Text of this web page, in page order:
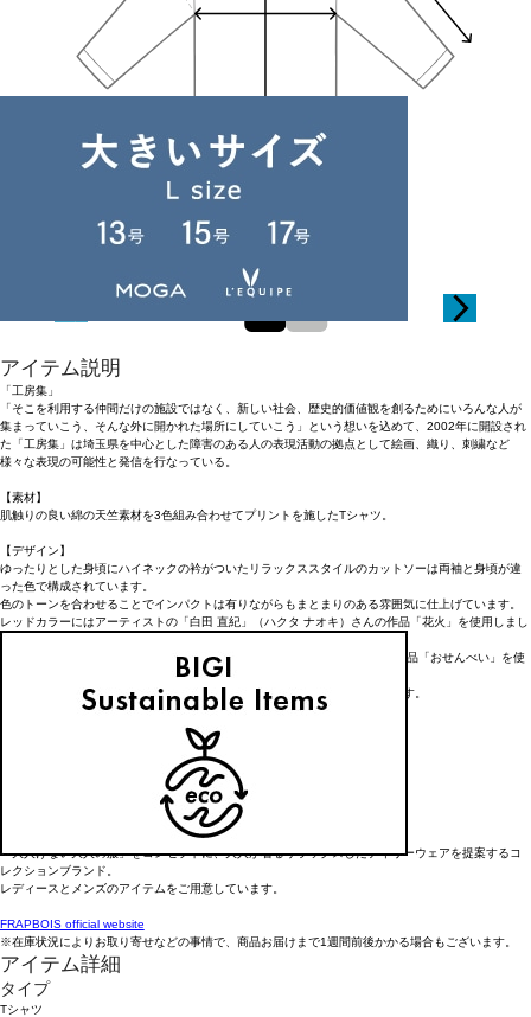
68cm
アイテム説明
「工房集」
「そこを利用する仲間だけの施設ではなく、新しい社会、歴史的価値観を創るためにいろんな人が
集まっていこう、そんな外に開かれた場所にしていこう」という想いを込めて、2002年に開設され
た「工房集」は埼玉県を中心とした障害のある人の表現活動の拠点として絵画、織り、刺繍など
様々な表現の可能性と発信を行なっている。
【素材】
肌触りの良い綿の天竺素材を3色組み合わせてプリントを施したTシャツ。
【デザイン】
ゆったりとした身頃にハイネックの衿がついたリラックススタイルのカットソーは両袖と身頃が違
った色で構成されています。
色のトーンを合わせることでインパクトは有りながらもまとまりのある雰囲気に仕上げています。
レッドカラーにはアーティストの「白田 直紀」（ハクタ ナオキ）さんの作品「花火」を使用しまし
ブルーカラーにはアーティストの「岡田 亜弓」（オカダ アユミ）さんの作品「おせんべい」を使
どちらの作品も繊細なタッチと鮮やかな色合いで見る人を惹きつける作品です。
＊こちらの商品はユニセックス商品です。
「大人げない大人の服」をコンセプトに、大人が着るリラックスしたデイリーウェアを提案するコ
レクションブランド。
レディースとメンズのアイテムをご用意しています。
FRAPBOIS official website
※在庫状況によりお取り寄せなどの事情で、商品お届けまで1週間前後かかる場合もございます。
アイテム詳細
タイプ
Tシャツ